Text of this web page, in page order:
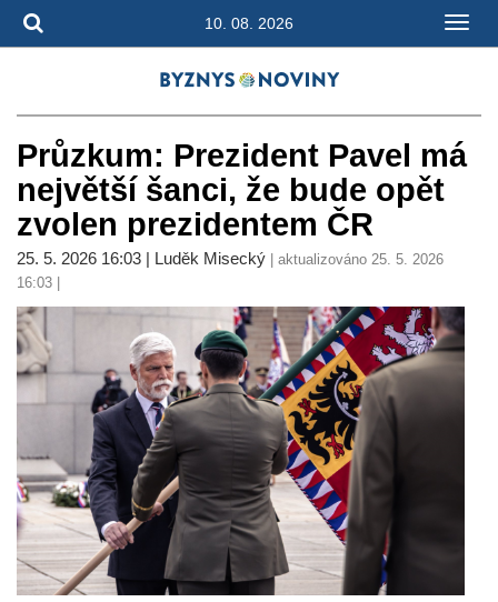
10. 08. 2026
Průzkum: Prezident Pavel má
největší šanci, že bude opět
zvolen prezidentem ČR
25. 5. 2026 16:03 | Luděk Misecký | aktualizováno 25. 5. 2026
16:03 |